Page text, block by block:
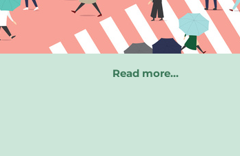
Read more…